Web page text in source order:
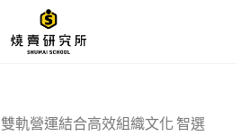
雙軌營運結合高效組織文化 智選